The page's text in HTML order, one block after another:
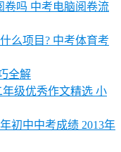
卷吗 中考电脑阅卷流
么项目? 中考体育考
全解
级优秀作文精选 小
初中中考成绩 2013年